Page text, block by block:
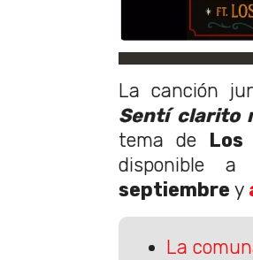
La canción
Sentí clarito
tema de Los
disponible
septiembre y
La